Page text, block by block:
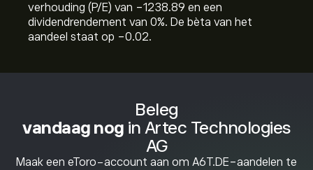
Beleg
vandaag nog in Artec Technologies
AG
Maak een eToro-account aan om A6T.DE-aandelen te
verhouding (P/E) van -1238.89 en een
dividendrendement van 0%. De bèta van het
aandeel staat op -0.02.